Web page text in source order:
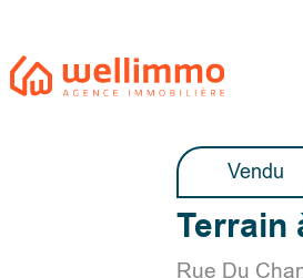
Vendu
Terrain
Rue Du